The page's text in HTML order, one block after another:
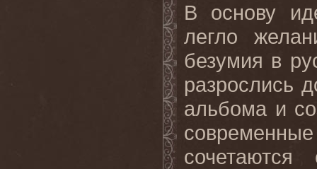
В основу
легло
безумия в
разрослись
альбома и